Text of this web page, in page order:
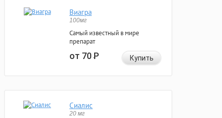
Виагра
100мг
Самый известный в мире
препарат
от 70Р Купить
Сиалис
20 мг